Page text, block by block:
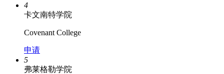
4
卡文南特学院
Covenant College
申请
5
弗莱格勒学院